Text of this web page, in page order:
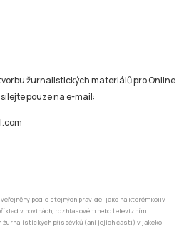
žurnalistických materiálů pro Online
pouze na e-mail:
podle stejných pravidel jako na kterémkoliv
v novinách, rozhlasovém nebo televizním
žurnalistických příspěvků (ani jejich částí) v jakékoli